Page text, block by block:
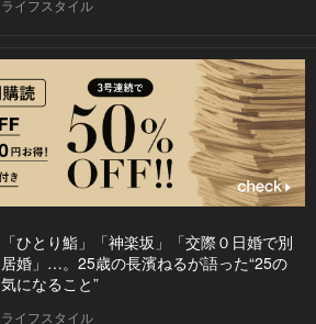
ライフスタイル
「ひとり鮨」「神楽坂」「交際０日婚で別
居婚」…。25歳の長濱ねるが語った“25の
気になること”
ライフスタイル